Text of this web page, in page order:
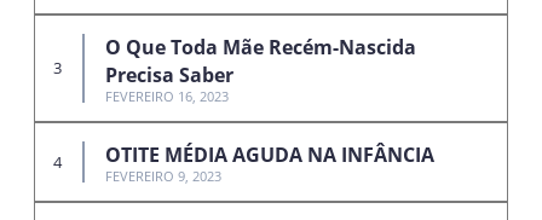
O Que Toda Mãe Recém-Nascida
Precisa Saber
FEVEREIRO 16, 2023
OTITE MÉDIA AGUDA NA INFÂNCIA
FEVEREIRO 9, 2023